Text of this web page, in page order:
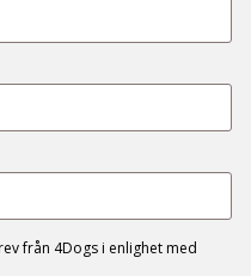
från 4Dogs i enlighet med